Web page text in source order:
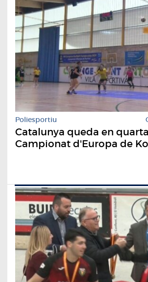
Poliesportiu
Catalunya queda en
Campionat d'Europa de